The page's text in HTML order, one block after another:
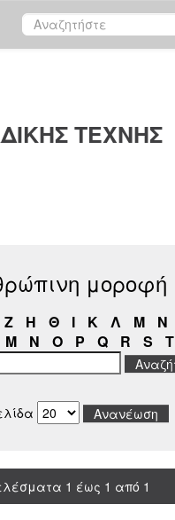
ΤΕΧΝΗΣ
μοροφή
Ζ Η Θ Ι Κ Λ Μ Ν
M N O P Q R S T
1 έως 1 από 1